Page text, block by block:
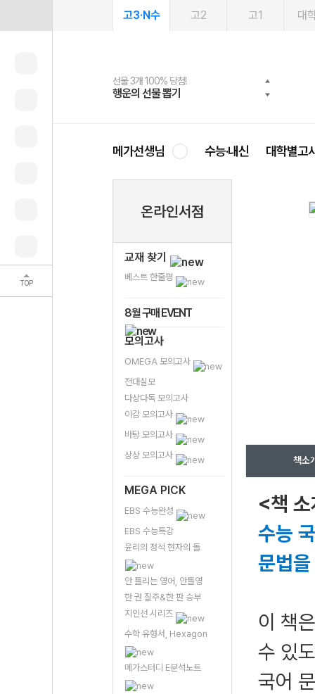
TOP
고3·N수 고2 고1 대
선물 3개 100% 당첨!
행운의 선물 뽑기
선물 100% 증정!
메가스터디 X 올리브
여름방학 스터디 캐시백
메가런 썸머스쿨
2027 러셀 단과
강사 공개선발
스마트러닝앱
설문 EVENT
메가패스
3일 무료 체험권
메가패스 수강생 무료혜택!
메가클럽 멤버십
사회공헌 캠페인
희망이룸 메가나눔
메가선생님 수능·내신 대학별고
온라인서점
교재 찾기
베스트 한줄평
8월 구매 EVENT
모의고사
OMEGA 모의고사
전대실모
다상다독 모의고사
이감 모의고사
바탕 모의고사
상상 모의고사
MEGA PICK
EBS 수능완성
EBS 수능특강
윤리의 정석 현자의 돌
안 틀리는 영어, 안틀영
한 권 질주&한 판 승부
지인선 시리즈
수학 유형서, Hexagon
메가스터디 E분석노트
책소
<책
수능
문법
이 책
수 있
국어